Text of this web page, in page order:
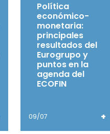
Política
económico-
monetaria:
principales
resultados del
Eurogrupo y
puntos en la
agenda del
ECOFIN
09/07 +